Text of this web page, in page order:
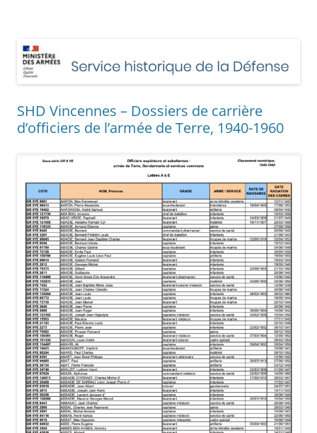
SHD Vincennes – Dossiers de carrière
d’officiers de l’armée de Terre, 1940-1960